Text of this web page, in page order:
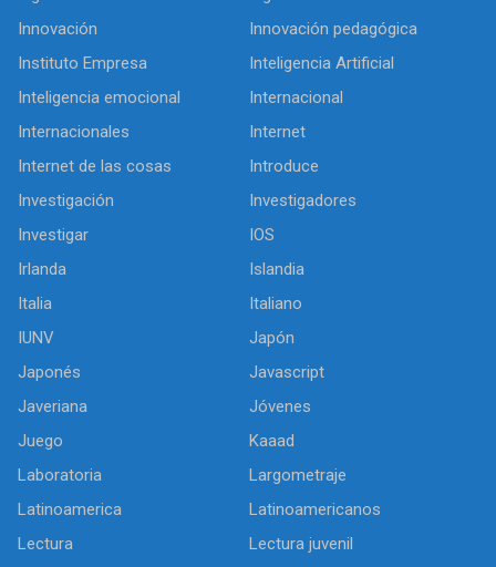
Innovación
Innovación pedagógica
Instituto Empresa
Inteligencia Artificial
Inteligencia emocional
Internacional
Internacionales
Internet
Internet de las cosas
Introduce
Investigación
Investigadores
Investigar
IOS
Irlanda
Islandia
Italia
Italiano
IUNV
Japón
Japonés
Javascript
Javeriana
Jóvenes
Juego
Kaaad
Laboratoria
Largometraje
Latinoamerica
Latinoamericanos
Lectura
Lectura juvenil